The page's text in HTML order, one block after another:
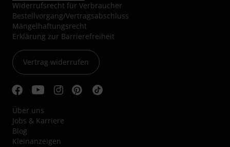
Widerrufsrecht für Verbraucher
Bestellvorgang/Vertragsabschluss
Mängelhaftungsrecht
Erklärung zur Barrierefreiheit
Vertrag widerrufen
Über uns
Jobs & Karriere
Blog
Kleinanzeigen